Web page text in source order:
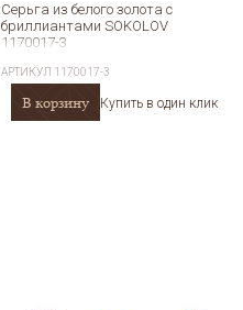
Серьга из белого золота с
бриллиантами SOKOLOV
1170017-3
АРТИКУЛ 1170017-3
В корзину Купить в один клик